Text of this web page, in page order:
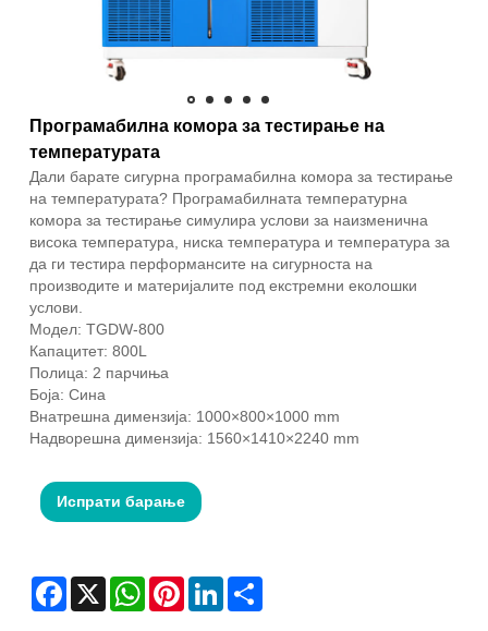
Програмабилна комора за тестирање на
температурата
Дали барате сигурна програмабилна комора за тестирање
на температурата? Програмабилната температурна
комора за тестирање симулира услови за наизменична
висока температура, ниска температура и температура за
да ги тестира перформансите на сигурноста на
производите и материјалите под екстремни еколошки
услови.
Модел: TGDW-800
Капацитет: 800L
Полица: 2 парчиња
Боја: Сина
Внатрешна димензија: 1000×800×1000 mm
Надворешна димензија: 1560×1410×2240 mm
Испрати барање
Facebook
X WhatsAppPinterestLinkedIn